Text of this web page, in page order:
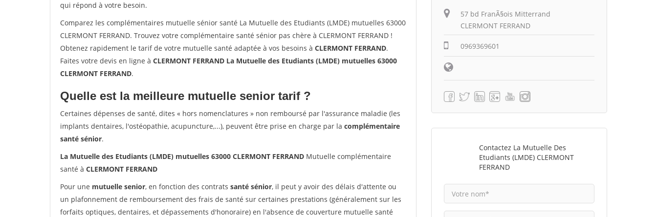
qui répond à votre besoin.
Comparez les complémentaires mutuelle sénior santé La Mutuelle des Etudiants (LMDE) mutuelles 63000
CLERMONT FERRAND. Trouvez votre complémentaire santé sénior pas chère à CLERMONT FERRAND !
Obtenez rapidement le tarif de votre mutuelle santé adaptée à vos besoins à CLERMONT FERRAND.
Faites votre devis en ligne à CLERMONT FERRAND La Mutuelle des Etudiants (LMDE) mutuelles 63000
CLERMONT FERRAND.
Quelle est la meilleure mutuelle senior tarif ?
Certaines dépenses de santé, dites « hors nomenclatures » non remboursé par l'assurance maladie (les
implants dentaires, l'ostéopathie, acupuncture,...), peuvent être prise en charge par la complémentaire
santé sénior.
La Mutuelle des Etudiants (LMDE) mutuelles 63000 CLERMONT FERRAND Mutuelle complémentaire
santé à CLERMONT FERRAND
Pour une mutuelle senior, en fonction des contrats santé sénior, il peut y avoir des délais d'attente ou
un plafonnement de remboursement des frais de santé sur certaines prestations (généralement sur les
forfaits optiques, dentaires, et dépassements d'honoraire) en l'absence de couverture mutuelle santé
57 bd FranÃ§ois Mitterrand
CLERMONT FERRAND
0969369601
Contactez La Mutuelle Des
Etudiants (LMDE) CLERMONT
FERRAND